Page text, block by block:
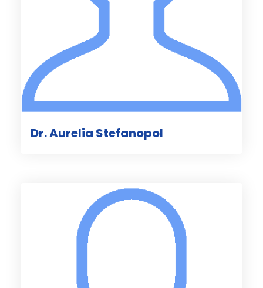
Dr. Aurelia Stefanopol